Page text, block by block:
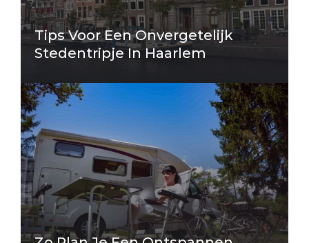
Tips Voor Een Onvergetelijk
Stedentripje In Haarlem